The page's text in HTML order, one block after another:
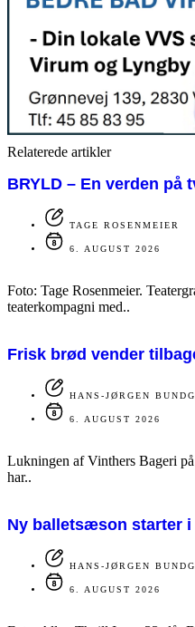
Relaterede artikler
BRYLD – En verden på
TAGE ROSENMEIER
6. AUGUST 2026
Foto: Tage Rosenmeier.
teaterkompagni med..
Frisk brød vender
HANS-JØRGEN
6. AUGUST 2026
Lukningen af Vinthers Bageri
har..
Ny balletsæson starter
HANS-JØRGEN
6. AUGUST 2026